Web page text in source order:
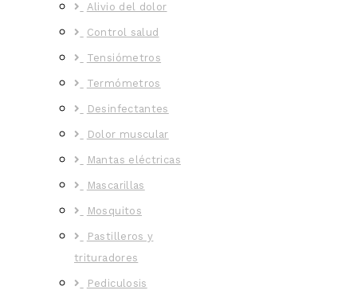
Alivio del dolor
Control salud
Tensiómetros
Termómetros
Desinfectantes
Dolor muscular
Mantas eléctricas
Mascarillas
Mosquitos
Pastilleros y
trituradores
Pediculosis